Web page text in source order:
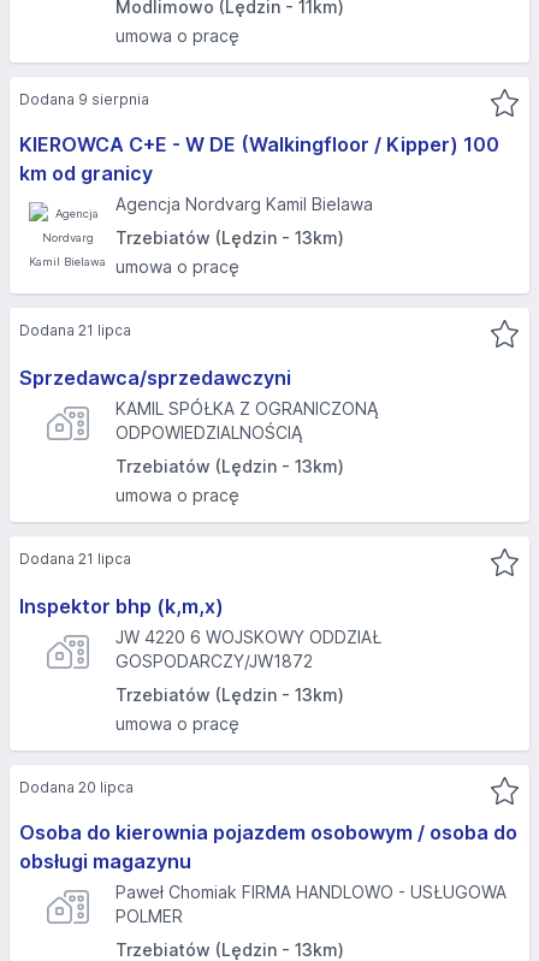
Modlimowo (Lędzin - 11km)
umowa o pracę
KIEROWCA C+E - W DE (Walkingfloor / Kipper) 100
km od granicy
Agencja Nordvarg Kamil Bielawa
Trzebiatów (Lędzin - 13km)
umowa o pracę
Dodana 9 sierpnia
Sprzedawca/sprzedawczyni
KAMIL SPÓŁKA Z OGRANICZONĄ
ODPOWIEDZIALNOŚCIĄ
Trzebiatów (Lędzin - 13km)
umowa o pracę
Dodana 21 lipca
Inspektor bhp (k,m,x)
JW 4220 6 WOJSKOWY ODDZIAŁ
GOSPODARCZY/JW1872
Trzebiatów (Lędzin - 13km)
umowa o pracę
Dodana 21 lipca
Osoba do kierownia pojazdem osobowym / osoba do
obsługi magazynu
Paweł Chomiak FIRMA HANDLOWO - USŁUGOWA
POLMER
Trzebiatów (Lędzin - 13km)
Dodana 20 lipca